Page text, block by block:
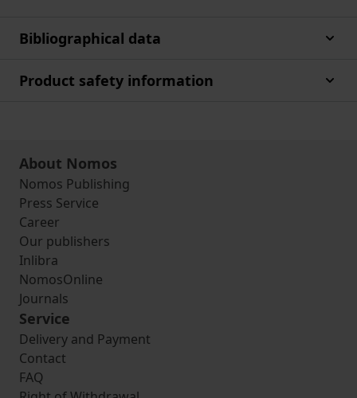
Bibliographical data
Product safety information
About Nomos
Nomos Publishing
Press Service
Career
Our publishers
Inlibra
NomosOnline
Journals
Service
Delivery and Payment
Contact
FAQ